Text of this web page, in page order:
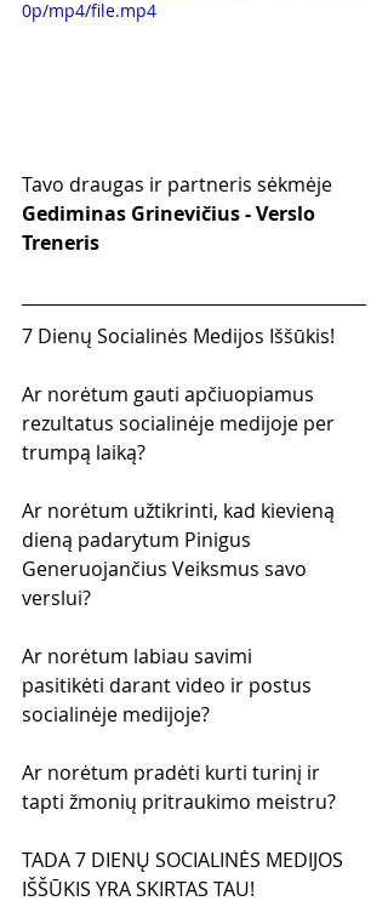
0p/mp4/file.mp4
Tavo draugas ir partneris sėkmėje
Gediminas Grinevičius - Verslo
Treneris
7 Dienų Socialinės Medijos Iššūkis!
Ar norėtum gauti apčiuopiamus
rezultatus socialinėje medijoje per
trumpą laiką?
Ar norėtum užtikrinti, kad kievieną
dieną padarytum Pinigus
Generuojančius Veiksmus savo
verslui?
Ar norėtum labiau savimi
pasitikėti darant video ir postus
socialinėje medijoje?
Ar norėtum pradėti kurti turinį ir
tapti žmonių pritraukimo meistru?
TADA 7 DIENŲ SOCIALINĖS MEDIJOS
IŠŠŪKIS YRA SKIRTAS TAU!